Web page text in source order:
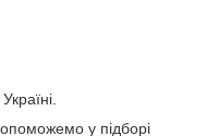
у підборі